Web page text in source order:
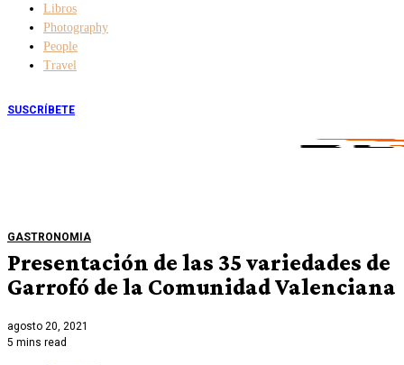
Libros
Photography
People
Travel
SUSCRÍBETE
GASTRONOMIA
Presentación de las 35 variedades de
Garrofó de la Comunidad Valenciana
agosto 20, 2021
5 mins read